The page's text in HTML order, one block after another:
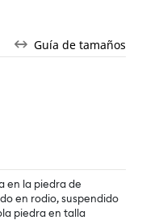
Guía de tamaños
en la piedra de
en rodio, suspendido
piedra en talla